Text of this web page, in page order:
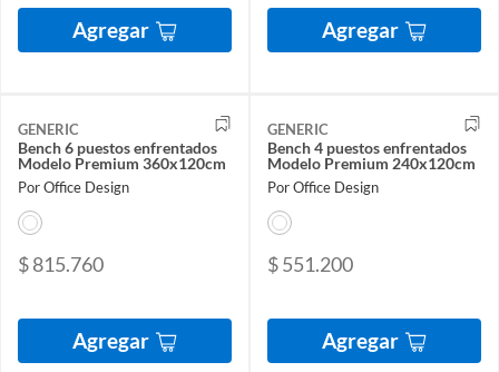
Agregar Agregar
GENERIC
Bench 6 puestos enfrentados
Modelo Premium 360x120cm
Por Office Design
$ 815.760
Agregar
GENERIC
Bench 4 puestos enfrentados
Modelo Premium 240x120cm
Por Office Design
$ 551.200
Agregar